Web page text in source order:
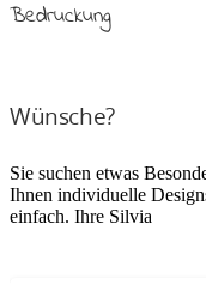
Bedruckung
Wünsche?
Sie suchen etwas
Ihnen individuelle
einfach. Ihre Silvia